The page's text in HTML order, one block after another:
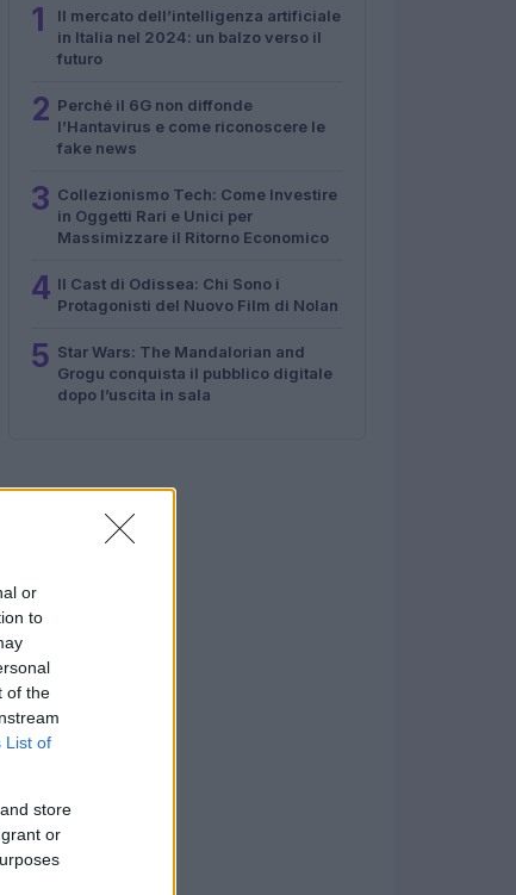
or
to
of the
List of
store
or
1
Il mercato dell’intelligenza artificiale
in Italia nel 2024: un balzo verso il
futuro
2 Perché il 6G non diffonde
l’Hantavirus e come riconoscere le
fake news
3 Collezionismo Tech: Come Investire
in Oggetti Rari e Unici per
Massimizzare il Ritorno Economico
4 Il Cast di Odissea: Chi Sono i
Protagonisti del Nuovo Film di Nolan
5 Star Wars: The Mandalorian and
Grogu conquista il pubblico digitale
dopo l’uscita in sala